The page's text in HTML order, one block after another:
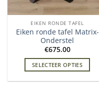
EIKEN RONDE TAFEL
Eiken ronde tafel Matrix-
Onderstel
€675.00
SELECTEER OPTIES